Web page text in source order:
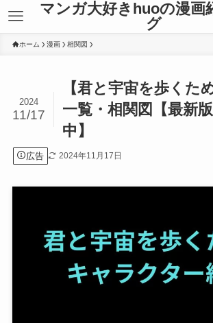
マンガ大好きhuoの漫画
グ
ホーム 漫画 相関図
【君と宇宙を歩くた
一覧・相関図【最新
中】
2024
11/17
広告 2024年11月17日